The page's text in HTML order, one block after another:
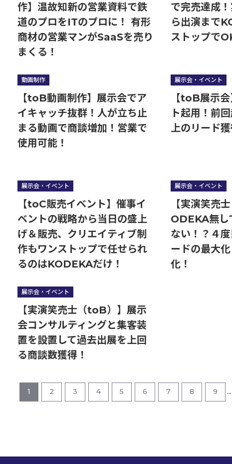
作】温故知新の営業資料で鉄
道のプロをITのプロに！ 有形
商材の営業マンがSaaSを売り
まくる！
で完売達成
ら出演まで
ストップで
動画制作
【toB動画制作】展示会でア
イキャッチ抜群！人が立ち止
まる動画で商談増加！営業で
使用可能！
展示会・イベント
【toB展示
ト起用！前
上のリード獲
展示会・イベント
【toC販売イベント】催事イ
ベントの戦略から当日の盛上
げ＆販売、クリエイティブ制
作もワンストップで任せられ
るのはKODEKAだけ！
展示会・イベント
【実演笑売
ODEKA無し
ない！？４
ードの最大
化！
展示会・イベント
【実演笑売士（toB）】展示
会コンサルティングと集客装
置を設置して過去出展を上回
る商談数獲得！
1 2 3 4 5 6 7 8 9 ...